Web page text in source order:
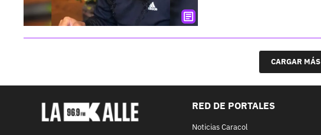
CARGAR MÁS
RED DE PORTALES
Noticias Caracol